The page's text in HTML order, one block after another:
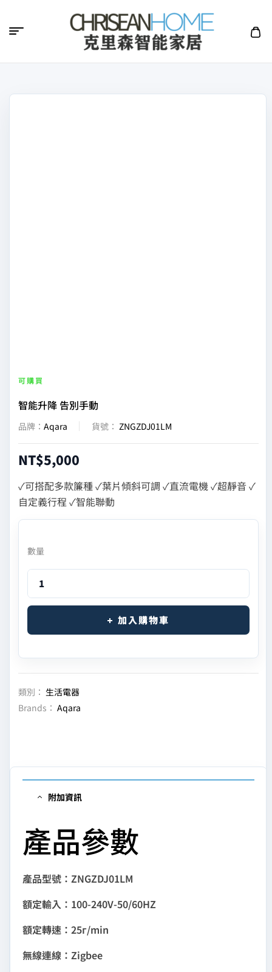
克
里
官
方
網
站
可購買
智能升降 告別手動
品牌： Aqara 貨號： ZNGZDJ01LM
NT$5,000
✓可搭配多款簾種 ✓葉片傾斜可調 ✓直流電機 ✓超靜音 ✓
自定義行程 ✓智能聯動
數量
加入購物車
類別： 生活電器
Brands： Aqara
附加資訊
產品參數
產品型號：ZNGZDJ01LM
額定輸入：100-240V-50/60HZ
額定轉速：25г/min
無線連線：Zigbee